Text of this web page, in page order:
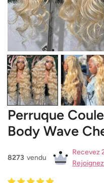
OUVRIR LE
Perruque
Body Wave
8273 vendu
Recevez